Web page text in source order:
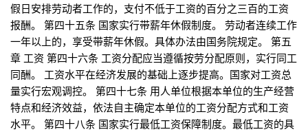
假日安排劳动者工作的，支付不低于工资的百分之三百的工资
报酬。 第四十五条 国家实行带薪年休假制度。 劳动者连续工作
一年以上的，享受带薪年休假。具体办法由国务院规定。 第五
章 工资 第四十六条 工资分配应当遵循按劳分配原则，实行同工
同酬。 工资水平在经济发展的基础上逐步提高。国家对工资总
量实行宏观调控。 第四十七条 用人单位根据本单位的生产经营
特点和经济效益，依法自主确定本单位的工资分配方式和工资
水平。 第四十八条 国家实行最低工资保障制度。最低工资的具